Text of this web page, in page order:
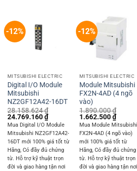
-12%
MITSUBISHI ELECTRIC
Digital I/O Module
Mitsubishi
NZ2GF12A42-16DT
28.158.624₫
Original
price
was:
28.158.624 ₫.
24.769.160₫Current
price
is:
24.769.160 ₫.
Mua Digital I/O Module
Mitsubishi NZ2GF12A42-
16DT mới 100% giá tốt từ
Hãng, Có đầy đủ chứng
từ. Hỗ trợ kỹ thuật trọn
đời và giao hàng tận nơi
-12%
MITSUBISHI ELECTRIC
Module Mitsubishi
FX2N-4AD (4 ngõ
vào)
1.890.000₫
Original
price
was:
1.890.000 ₫.
1.662.500₫Current
price
is:
Mua Module Mitsubishi
FX2N-4AD (4 ngõ vào)
mới 100% giá tốt từ
Hãng, Có đầy đủ chứng
từ. Hỗ trợ kỹ thuật trọn
đời và giao hàng tận nơi